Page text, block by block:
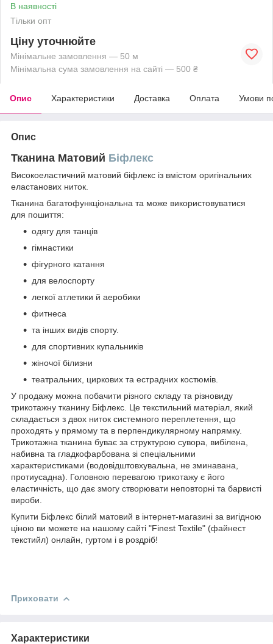
В наявності
Тільки опт
Ціну уточнюйте
Мінімальне замовлення — 50 м
Мінімальна сума замовлення на сайті — 500 ₴
Опис Характеристики Доставка Оплата Умови
Опис
Тканина Матовий Біфлекс
Високоеластичний матовий біфлекс із вмістом оригінальних
еластанових ниток.
Тканина багатофункціональна та може використовуватися
для пошиття:
одягу для танців
гімнастики
фігурного катання
для велоспорту
легкої атлетики й аеробики
фитнеса
та інших видів спорту.
для спортивних купальників
жіночої білизни
театральних, циркових та естрадних костюмів.
У продажу можна побачити різного складу та різновиду
трикотажну тканину Біфлекс. Це текстильний матеріал, який
складається з двох ниток системного переплетення, що
проходять у прямому та в перпендикулярному напрямку.
Трикотажна тканина буває за структурою сувора, вибілена,
набивна та гладкофарбована зі спеціальними
характеристиками (водовідштовхувальна, не зминавана,
протиусадна). Головною перевагою трикотажу є його
еластичність, що дає змогу створювати неповторні та барвисті
вироби.
Купити Біфлекс білий матовий в інтернет-магазині за вигідною
ціною ви можете на нашому сайті "Finest Textile" (файнест
текстийл) онлайн, гуртом і в роздріб!
Приховати
Характеристики